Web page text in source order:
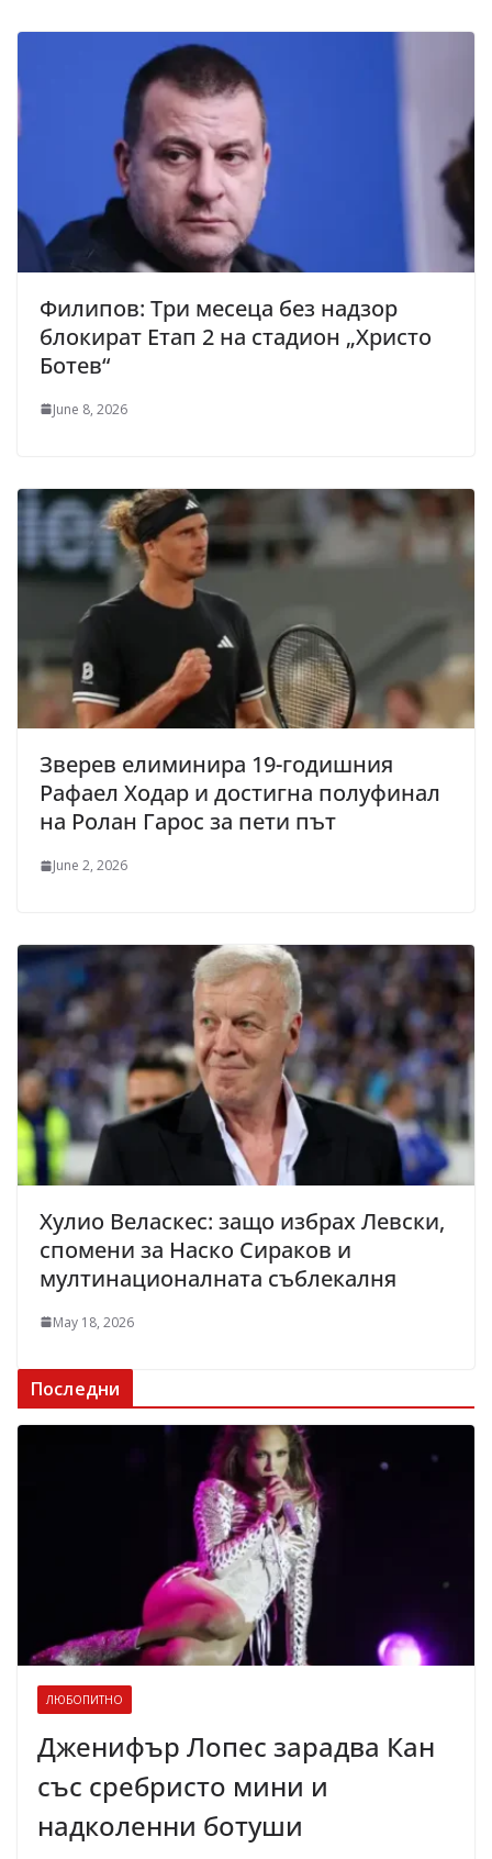
Филипов: Три месеца без надзор
блокират Етап 2 на стадион „Христо
Ботев“
June 8, 2026
Зверев елиминира 19-годишния
Рафаел Ходар и достигна полуфинал
на Ролан Гарос за пети път
June 2, 2026
Хулио Веласкес: защо избрах Левски,
спомени за Наско Сираков и
мултинационалната съблекалня
May 18, 2026
Последни
ЛЮБОПИТНО
Дженифър Лопес зарадва Кан
със сребристо мини и
надколенни ботуши